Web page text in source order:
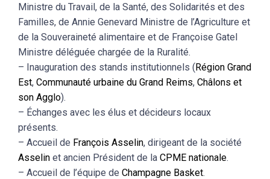
Ministre du Travail, de la Santé, des Solidarités et des
Familles, de Annie Genevard Ministre de l’Agriculture et
de la Souveraineté alimentaire et de Françoise Gatel
Ministre déléguée chargée de la Ruralité.
– Inauguration des stands institutionnels (Région Grand
Est, Communauté urbaine du Grand Reims, Châlons et
son Agglo).
– Échanges avec les élus et décideurs locaux
présents.
– Accueil de François Asselin, dirigeant de la société
Asselin et ancien Président de la CPME nationale.
– Accueil de l’équipe de Champagne Basket.